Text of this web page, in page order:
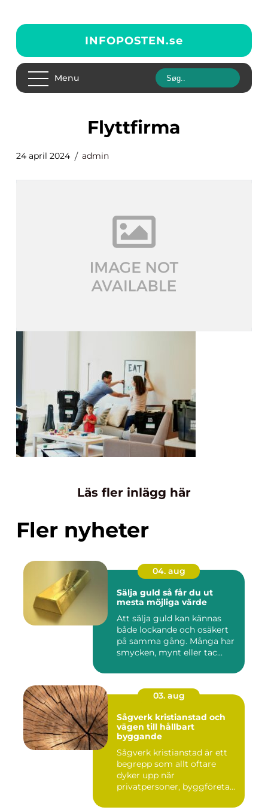
INFOPOSTEN.se
Menu
flyttfirma
24 april 2024 admin
Läs fler inlägg här
Fler nyheter
04. aug
Sälja guld så får du ut
mesta möjliga värde
Att sälja guld kan kännas
både lockande och osäkert
på samma gång. Många har
smycken, mynt eller tac...
03. aug
Sågverk kristianstad och
vägen till hållbart
byggande
Sågverk kristianstad är ett
begrepp som allt oftare
dyker upp när
privatpersoner, byggföretag